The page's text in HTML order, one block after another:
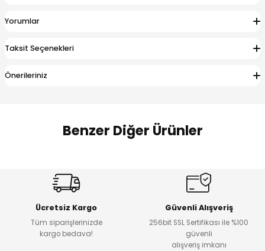
Yorumlar
Taksit Seçenekleri
Önerileriniz
Benzer Diğer Ürünler
Dantelya Kız Çocuk Tişört
Puba Unisex Kot 3’lü Takım
Ücretsiz Kargo
Tüm siparişlerinizde
kargo bedava!
Güvenli Alışveriş
256bit SSL Sertifikası ile %100
güvenli
alışveriş imkanı